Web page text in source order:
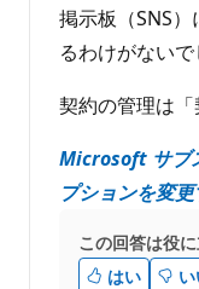
掲示板（SNS
るわけがないで
契約の管理は「
Microsoft サブ
プションを変
この回答は役
はい
い